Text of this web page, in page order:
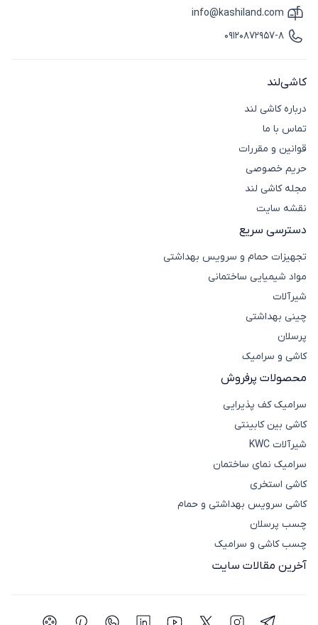
آیکون ایمیل
info@kashiland.com
آیکون تماس
09120872957-8
کاشی‌لند
درباره کاشی لند
تماس با ما
قوانین و مقررات
حریم خصوصی
مجله کاشی لند
نقشه سایت
دسترسی سریع
تجهیزات حمام و سرویس بهداشتی
مواد شیمیایی ساختمانی
شیرآلات
چینی بهداشتی
پرسلان
کاشی و سرامیک
محصولات پرفروش
سرامیک کف پذیرایی
کاشی بین کابینتی
شیرآلات KWC
سرامیک نمای ساختمان
کاشی استخری
کاشی سرویس بهداشتی و حمام
چسب پرسلان
چسب کاشی و سرامیک
آخرین مقالات سایت